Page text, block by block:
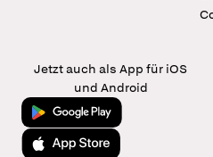
Jetzt auch als App für iOS
und Android
Jetzt bei Google Play
Laden im App Store